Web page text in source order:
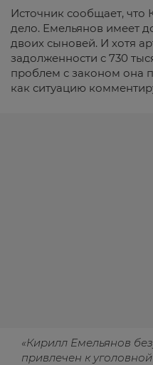
Источник сообщает, что
дело. Емельянов имеет
двоих сыновей. И хотя
задолженности с 730
проблем с законом она
как ситуацию
«Кирилл Емельянов
привлечен к